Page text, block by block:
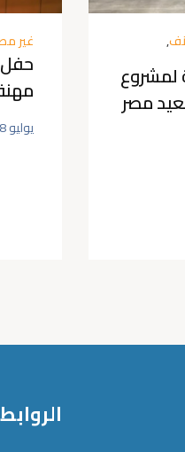
,
الثالثة لمشروع
مصر
غير
يوليو 8, 2022